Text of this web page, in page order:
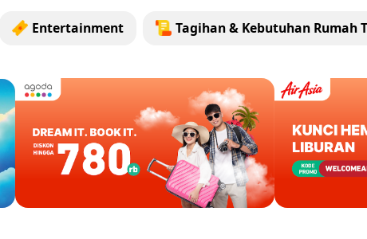
Entertainment Tagihan & Kebutuhan Rumah